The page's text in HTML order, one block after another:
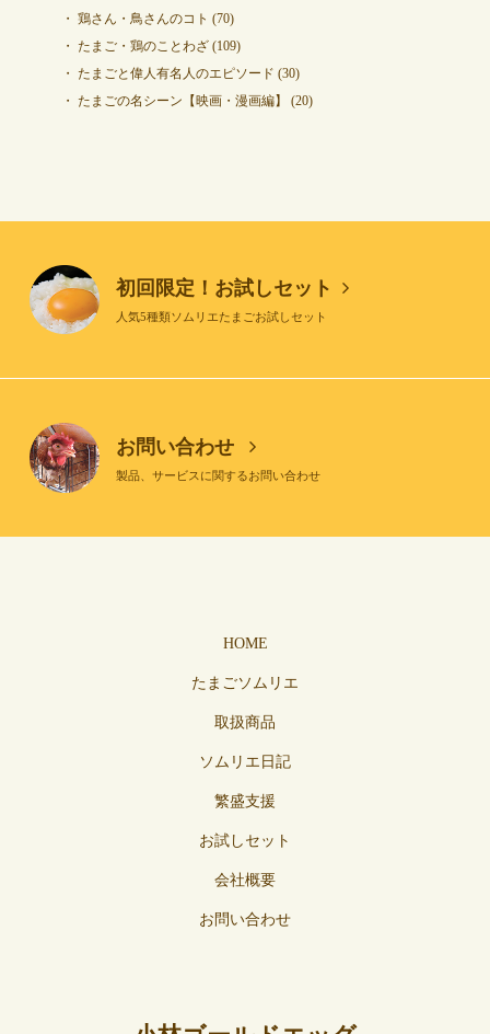
鶏さん・鳥さんのコト (70)
たまご・鶏のことわざ(109)
たまごと偉人有名人のエピソード (30)
たまごの名シーン【映画・漫画編】
(20)
初回限定！お試しセット
人気5種類ソムリエたまごお試しセット
お問い合わせ
製品、サービスに関するお問い合わせ
HOME
たまごソムリエ
取扱商品
ソムリエ日記
繁盛支援
お試しセット
会社概要
お問い合わせ